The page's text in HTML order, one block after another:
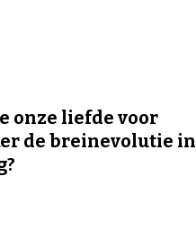
onze liefde voor
de breinevolutie in